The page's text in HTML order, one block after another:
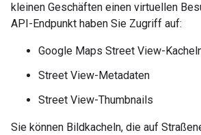
kleinen Geschäften einen virtuellen
API-Endpunkt haben Sie Zugriff auf:
Google Maps Street View-
Street View-Metadaten
Street View-Thumbnails
Sie können Bildkacheln, die auf